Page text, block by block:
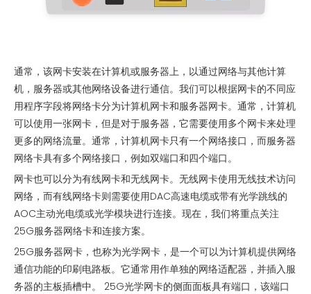
通常，该网卡安装在计算机或服务器上，以通过网络与其他计算
机，服务器或其他网络设备进行通信。我们可以根据网卡的不同应
用程序字段将网络卡分为计算机网卡和服务器网卡。通常，计算机
可以使用一张网卡，但是对于服务器，它需要使用多个网卡来处理
更多的网络流量。通常，计算机网卡只有一个网络接口，而服务器
网络卡具有多个网络接口，例如双端口和四个端口。
网卡也可以分为有线网卡和无线网卡。无线网卡使用无线技术访问
网络，而有线网络卡则需要使用DAC高速电缆或带有光学跳线的
AOC主动光电缆或光学模块进行连接。现在，我们将重点关注
25G服务器网络卡和连接方案。
25G服务器网卡，也称为光学网卡，是一个可以为计算机提供网络
通信功能的印刷电路板。它通常用作单独的网络适配器，并插入服
务器的主板插槽中。 25G光学网卡的侧面面板具有端口，该端口